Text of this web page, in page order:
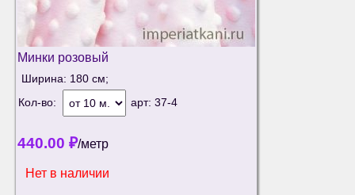
Минки розовый
Ширина: 180 см;
Кол-во:
арт: 37-4
440.00 ₽/метр
Нет в наличии